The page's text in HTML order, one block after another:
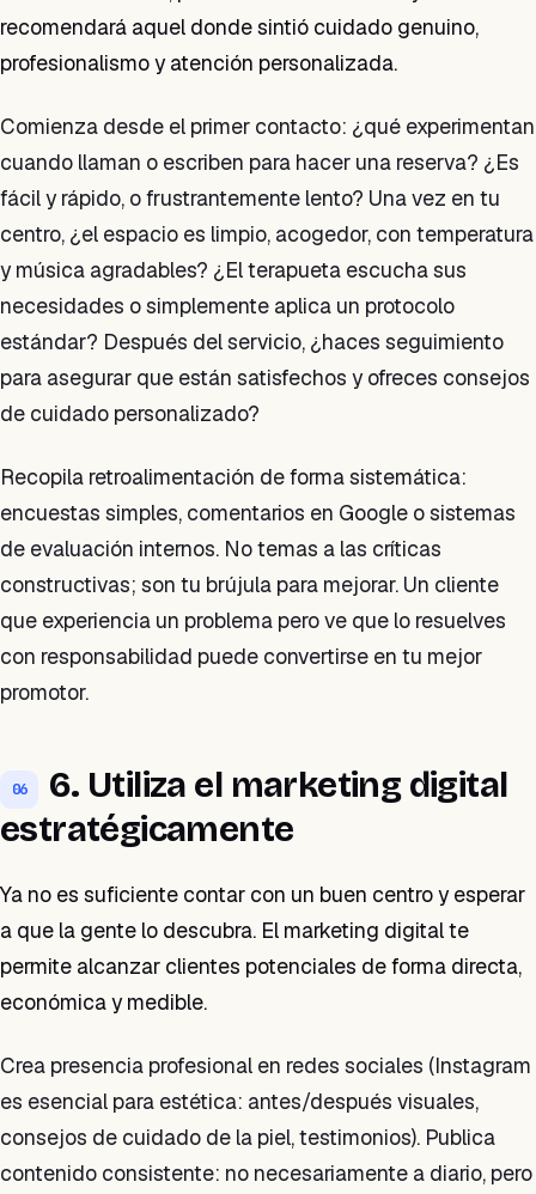
recomendará aquel donde sintió cuidado genuino,
profesionalismo y atención personalizada.
Comienza desde el primer contacto: ¿qué experimentan
cuando llaman o escriben para hacer una reserva? ¿Es
fácil y rápido, o frustrantemente lento? Una vez en tu
centro, ¿el espacio es limpio, acogedor, con temperatura
y música agradables? ¿El terapueta escucha sus
necesidades o simplemente aplica un protocolo
estándar? Después del servicio, ¿haces seguimiento
para asegurar que están satisfechos y ofreces consejos
de cuidado personalizado?
Recopila retroalimentación de forma sistemática:
encuestas simples, comentarios en Google o sistemas
de evaluación internos. No temas a las críticas
constructivas; son tu brújula para mejorar. Un cliente
que experiencia un problema pero ve que lo resuelves
con responsabilidad puede convertirse en tu mejor
promotor.
06
6. Utiliza el marketing digital
estratégicamente
Ya no es suficiente contar con un buen centro y esperar
a que la gente lo descubra. El marketing digital te
permite alcanzar clientes potenciales de forma directa,
económica y medible.
Crea presencia profesional en redes sociales (Instagram
es esencial para estética: antes/después visuales,
consejos de cuidado de la piel, testimonios). Publica
contenido consistente: no necesariamente a diario, pero